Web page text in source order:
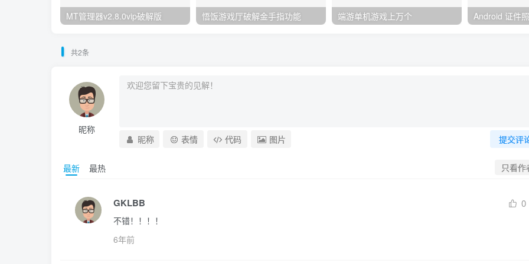
MT管理器v2.8.0vip破解版 悟饭游戏厅破解金手指功能 端游单机游戏上万个 Android 证件
共2条
昵称
提交评
昵称 表情 代码 图片
最新 最热 只看作
GKLBB 0
不错！！！！
6年前